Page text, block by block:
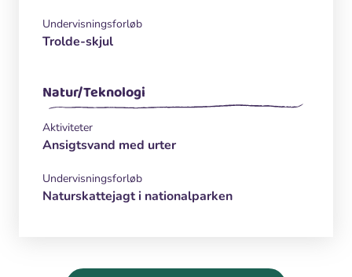
Undervisningsforløb
Trolde-skjul
Natur/Teknologi
Aktiviteter
Ansigtsvand med urter
Undervisningsforløb
Naturskattejagt i nationalparken